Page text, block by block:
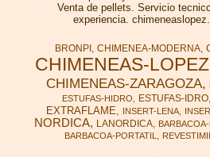
Venta de pellets. Servicio
experiencia.
BRONPI CHIMENEA-MODERNA
CHIMENEAS-LOPEZ
CHIMENEAS-ZARAGOZA
ESTUFAS-HIDRO
ESTUFAS-IDRO
EXTRAFLAME
INSERT-LENA
NORDICA
LANORDICA
BARBACOA-PORTATIL